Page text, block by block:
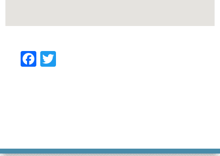
Facebook